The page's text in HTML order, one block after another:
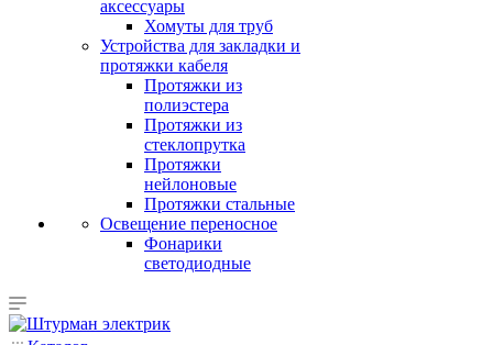
аксессуары
Хомуты для труб
Устройства для закладки и
протяжки кабеля
Протяжки из
полиэстера
Протяжки из
стеклопрутка
Протяжки
нейлоновые
Протяжки стальные
Освещение переносное
Фонарики
светодиодные